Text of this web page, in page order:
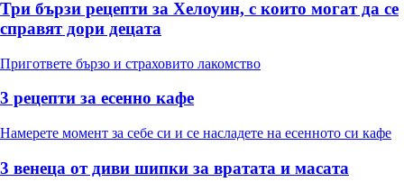
Три бързи рецепти за Хелоуин, с които могат да се
справят дори децата
Пригответе бързо и страховито лакомство
3 рецепти за есенно кафе
Намерете момент за себе си и се насладете на есенното си кафе
3 венеца от диви шипки за вратата и масата